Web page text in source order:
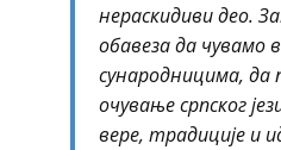
нераскидиви део.
обавеза да чувамо
сународницима, да
очување српског
вере, традиције и